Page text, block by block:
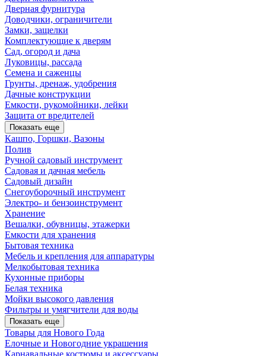
Дверная фурнитура
Доводчики, ограничители
Замки, защелки
Комплектующие к дверям
Сад, огород и дача
Луковицы, рассада
Семена и саженцы
Грунты, дренаж, удобрения
Дачные конструкции
Емкости, рукомойники, лейки
Защита от вредителей
Показать еще
Кашпо, Горшки, Вазоны
Полив
Ручной садовый инструмент
Садовая и дачная мебель
Садовый дизайн
Снегоуборочный инструмент
Электро- и бензоинструмент
Хранение
Вешалки, обувницы, этажерки
Емкости для хранения
Бытовая техника
Мебель и крепления для аппаратуры
Мелкобытовая техника
Кухонные приборы
Белая техника
Мойки высокого давления
Фильтры и умягчители для воды
Показать еще
Товары для Нового Года
Елочные и Новогодние украшения
Карнавальные костюмы и аксессуары